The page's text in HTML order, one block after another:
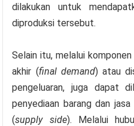
dilakukan untuk
diproduksi tersebut.
Selain itu, melalui
akhir (final demand) atau
pengeluaran, juga dapat
penyediaan barang dan
(supply side). Melalui